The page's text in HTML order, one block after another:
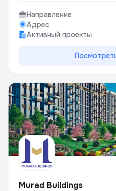
Направление
Адрес
Активный проекты
Murad Buildings